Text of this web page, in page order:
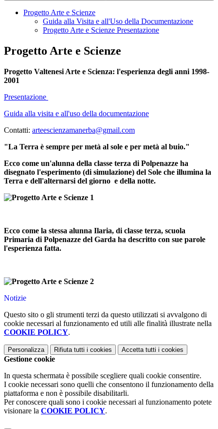
Progetto Arte e Scienze
Guida alla Visita e all'Uso della Documentazione
Progetto Arte e Scienze Presentazione
Progetto Arte e Scienze
Progetto Valtenesi Arte e Scienza: l'esperienza degli anni 1998-
2001
Presentazione
Guida alla visita e all'uso della documentazione
Contatti: arteescienzamanerba@gmail.com
"La Terra è sempre per metà al sole e per metà al buio."
Ecco come un'alunna della classe terza di Polpenazze ha
disegnato l'esperimento (di simulazione) del Sole che illumina la
Terra e dell'alternarsi del giorno e della notte.
Ecco come la stessa alunna Ilaria, di classe terza, scuola
Primaria di Polpenazze del Garda ha descritto con sue parole
l'esperienza fatta.
Notizie
Questo sito o gli strumenti terzi da questo utilizzati si avvalgono di
cookie necessari al funzionamento ed utili alle finalità illustrate nella
COOKIE POLICY.
Personalizza Rifiuta tutti i cookies Accetta tutti i cookies
Gestione cookie
In questa schermata è possibile scegliere quali cookie consentire.
I cookie necessari sono quelli che consentono il funzionamento della
piattaforma e non è possibile disabilitarli.
Per conoscere quali sono i cookie necessari al funzionamento potete
visionare la COOKIE POLICY.